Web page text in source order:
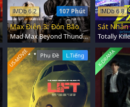
107 Phút
IMDb 6.2
Max Điên 3: Đón Bão
Mad Max Beyond Thunderdome (1985)
IMDb 6.8
Sát
Totally
Phụ Đề L.Tiếng
US-MOVIE K-DRAMA